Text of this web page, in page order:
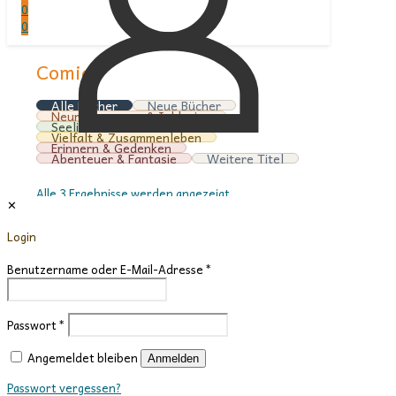
✕
Login
Benutzername oder E-Mail-Adresse*
Passwort*
Angemeldet bleiben
Anmelden
Passwort vergessen?
0
0
Comic
Alle Bücher Neue Bücher
Neurodivergenz & Inklusion
Seelische Gesundheit
Vielfalt & Zusammenleben
Erinnern & Gedenken
Abenteuer & Fantasie Weitere Titel
Alle 3 Ergebnisse werden angezeigt
12
24